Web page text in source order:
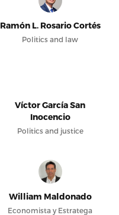
Ramón L. Rosario Cortés
Politics and law
Víctor García San
Inocencio
Politics and justice
William Maldonado
Economista y Estratega